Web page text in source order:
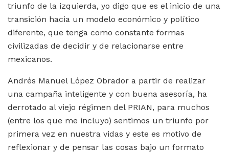
triunfo de la izquierda, yo digo que es el inicio de una
transición hacia un modelo económico y político
diferente, que tenga como constante formas
civilizadas de decidir y de relacionarse entre
mexicanos.
Andrés Manuel López Obrador a partir de realizar
una campaña inteligente y con buena asesoría, ha
derrotado al viejo régimen del PRIAN, para muchos
(entre los que me incluyo) sentimos un triunfo por
primera vez en nuestra vidas y este es motivo de
reflexionar y de pensar las cosas bajo un formato